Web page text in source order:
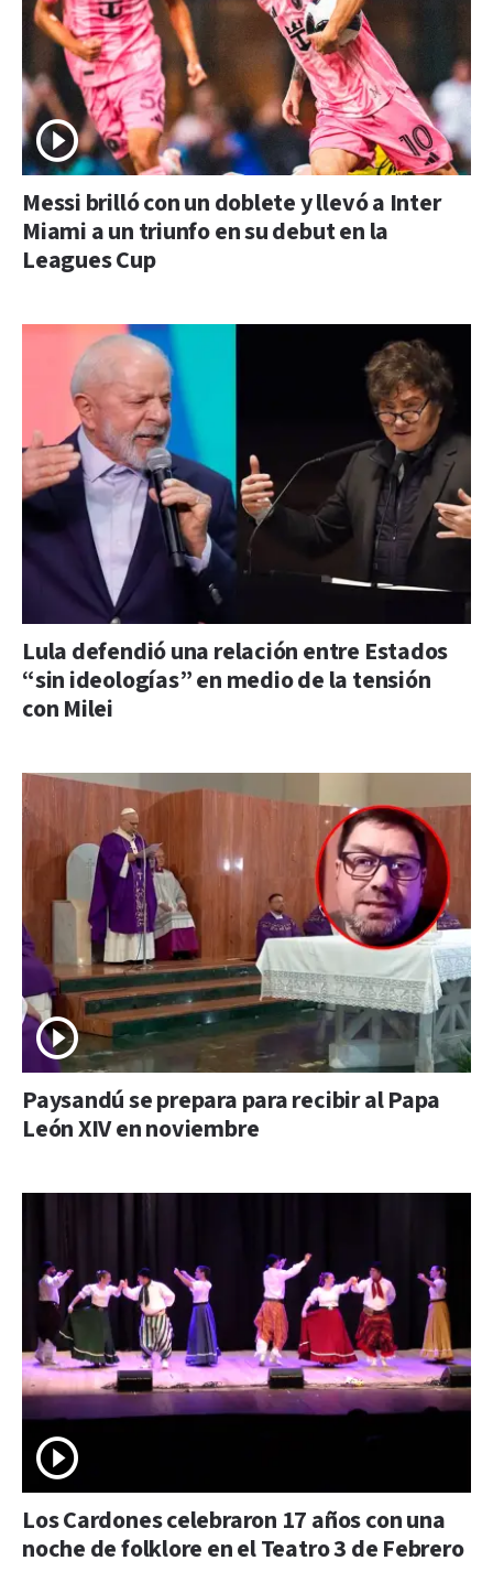
Messi brilló con un doblete y llevó a Inter
Miami a un triunfo en su debut en la
Leagues Cup
Lula defendió una relación entre Estados
“sin ideologías” en medio de la tensión
con Milei
Paysandú se prepara para recibir al Papa
León XIV en noviembre
Los Cardones celebraron 17 años con una
noche de folklore en el Teatro 3 de Febrero